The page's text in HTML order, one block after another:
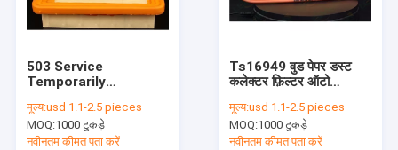
Factory Tour
Request A Quote
503 Service
Temporarily
Service Temporarily
Unavailable nginx
मूल्य:usd 1.1-2.5 pieces
MOQ:1000 टुकड़े
नवीनतम कीमत पता करें
Ts16949 वुड पेपर डस्ट
कलेक्टर फ़िल्टर ऑटो
मूल्य:usd 1.1-2.5 pieces
MOQ:1000 टुकड़े
नवीनतम कीमत पता करें